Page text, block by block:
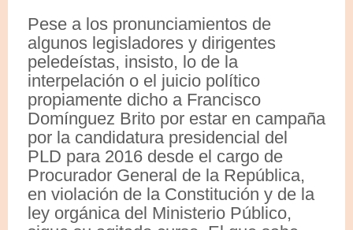
Pese a los pronunciamientos de
algunos legisladores y dirigentes
peledeístas, insisto, lo de la
interpelación o el juicio político
propiamente dicho a Francisco
Domínguez Brito por estar en campaña
por la candidatura presidencial del
PLD para 2016 desde el cargo de
Procurador General de la República,
en violación de la Constitución y de la
ley orgánica del Ministerio Público,